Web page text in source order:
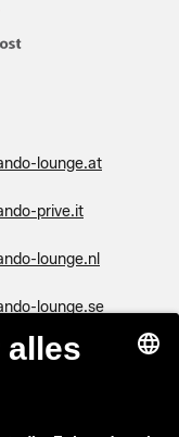
lounge.at
prive.it
lounge.nl
lounge.se
lounge.dk